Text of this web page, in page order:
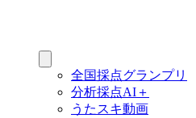
全国採点グランプリ
分析採点AI＋
うたスキ動画